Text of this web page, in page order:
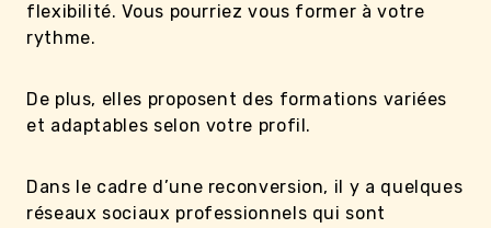
flexibilité. Vous pourriez vous former à votre
rythme.
De plus, elles proposent des formations variées
et adaptables selon votre profil.
Dans le cadre d’une reconversion, il y a quelques
réseaux sociaux professionnels qui sont